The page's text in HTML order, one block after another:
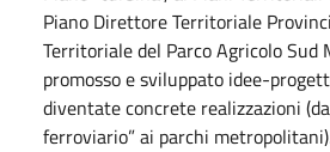
Piano Direttore Territoriale
Territoriale del Parco Agricolo Sud
promosso e sviluppato idee-
diventate concrete realizzazioni
ferroviario” ai parchi